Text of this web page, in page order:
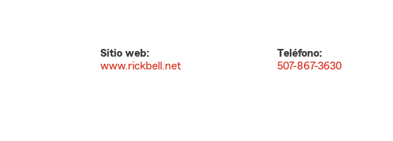
Sitio web:
www.rickbell.net
Teléfono:
507-867-3630